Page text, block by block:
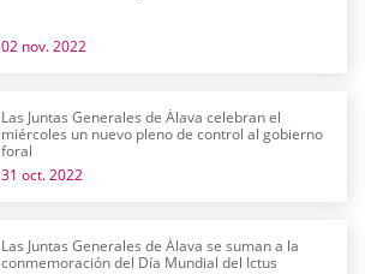
02 nov. 2022
Las Juntas Generales de Álava celebran el
miércoles un nuevo pleno de control al gobierno
foral
31 oct. 2022
Las Juntas Generales de Álava se suman a la
conmemoración del Día Mundial del Ictus